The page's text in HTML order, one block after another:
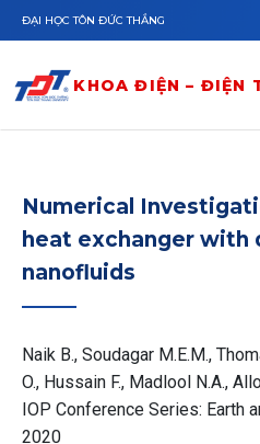
Nhảy đến nội dung
ĐẠI HỌC TÔN ĐỨC THẮNG
KHOA ĐIỆN – ĐIỆN
Numerical
heat exchanger with
nanofluids
Naik B., Soudagar M.E.M.,
O., Hussain F., Madlool N.A.,
IOP Conference Series: Earth
2020